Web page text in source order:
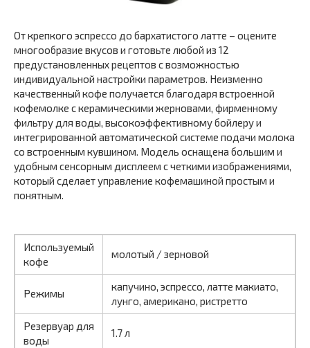
От крепкого эспрессо до бархатистого латте – оцените
многообразие вкусов и готовьте любой из 12
предустановленных рецептов с возможностью
индивидуальной настройки параметров. Неизменно
качественный кофе получается благодаря встроенной
кофемолке с керамическими жерновами, фирменному
фильтру для воды, высокоэффективному бойлеру и
интегрированной автоматической системе подачи молока
со встроенным кувшином. Модель оснащена большим и
удобным сенсорным дисплеем с четкими изображениями,
который сделает управление кофемашиной простым и
понятным.
Используемый
кофе
молотый / зерновой
Режимы
капучино, эспрессо, латте макиато,
лунго, американо, ристретто
Резервуар для
воды
1.7 л